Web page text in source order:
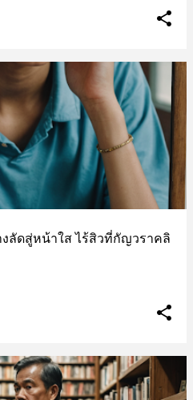
ลัดสู่หน้าใส ไร้สิวที่กัญวราคลิ